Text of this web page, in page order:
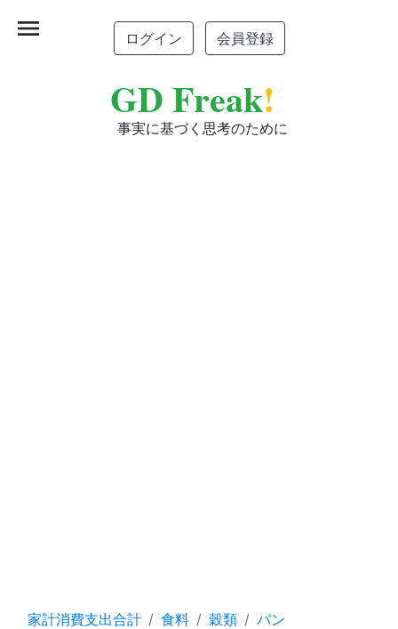
ログイン 会員登録
GD Freak!
事実に基づく思考のために
menu
家計消費支出合計 食料 穀類 パン